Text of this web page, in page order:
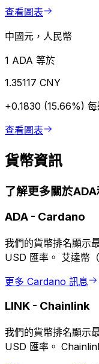
查看圖表
中國元，人民幣
1 ADA 等於
1.35117 CNY
+0.1830 (15.66%)
查看圖表
貨幣資訊
了解更多關於
ADA - Cardano
我們的貨幣排名顯示
USD 匯率。 艾達幣
更多 Cardano 訊息
LINK - Chainlink
我們的貨幣排名顯示
USD 匯率。